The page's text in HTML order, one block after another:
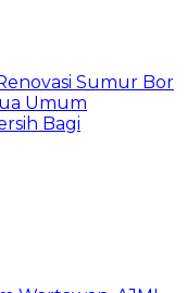
Sumur Bor
Umum
Bagi